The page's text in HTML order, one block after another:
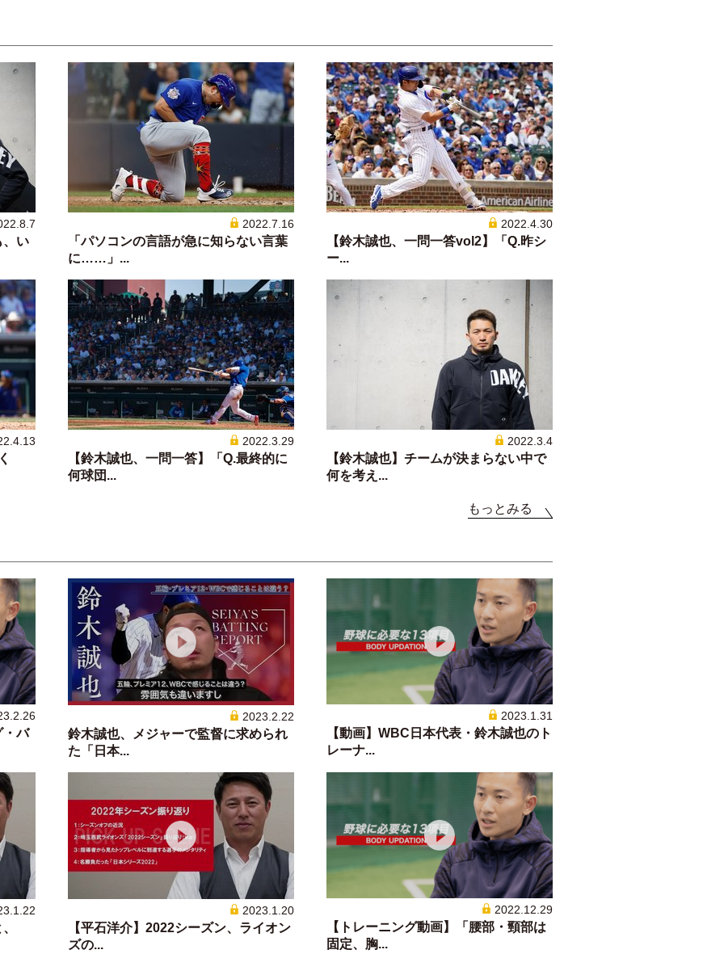
、い
2022.7.16
「パソコンの言語が急に知らない言葉
に……」...
2022.4.30
【鈴木誠也、一問一答vol2】「Q.昨シ
ー...
2022.3.29
【鈴木誠也、一問一答】「Q.最終的に
何球団...
2022.3.4
【鈴木誠也】チームが決まらない中で
何を考え...
もっとみる
・バ
2023.2.22
鈴木誠也、メジャーで監督に求められ
た「日本...
2023.1.31
【動画】WBC日本代表・鈴木誠也のト
レーナ...
2023.1.20
【平石洋介】2022シーズン、ライオン
ズの...
2022.12.29
【トレーニング動画】「腰部・頸部は
固定、胸...